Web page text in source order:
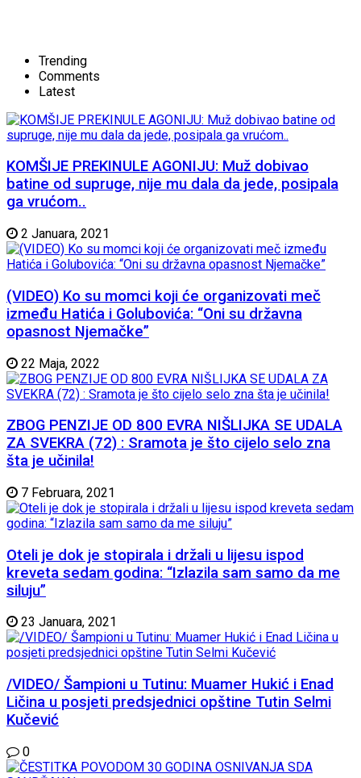
Trending
Comments
Latest
KOMŠIJE PREKINULE AGONIJU: Muž dobivao
batine od supruge, nije mu dala da jede, posipala
ga vrućom..
2 Januara, 2021
(VIDEO) Ko su momci koji će organizovati meč
između Hatića i Golubovića: “Oni su državna
opasnost Njemačke”
22 Maja, 2022
ZBOG PENZIJE OD 800 EVRA NIŠLIJKA SE UDALA
ZA SVEKRA (72) : Sramota je što cijelo selo zna
šta je učinila!
7 Februara, 2021
Oteli je dok je stopirala i držali u lijesu ispod
kreveta sedam godina: “Izlazila sam samo da me
siluju”
23 Januara, 2021
/VIDEO/ Šampioni u Tutinu: Muamer Hukić i Enad
Ličina u posjeti predsjednici opštine Tutin Selmi
Kučević
0